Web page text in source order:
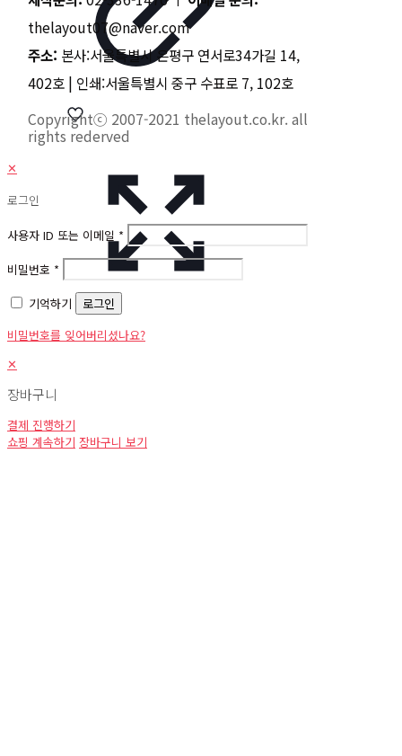
thelayout07@naver.com
주소: 본사:서울특별시 은평구 연서로34가길 14,
402호 | 인쇄:서울특별시 중구 수표로 7, 102호
Copyrightⓒ 2007-2021 thelayout.co.kr. all
rights rederved
✕
로그인
사용자 ID 또는 이메일 *
비밀번호 *
기억하기
로그인
비밀번호를 잊어버리셨나요?
✕
장바구니
고객님의 장바구니가 현재 비어있습니다.
소계: